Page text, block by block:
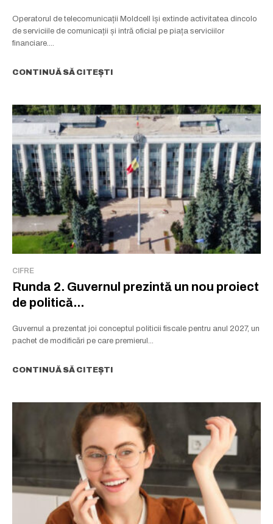
Operatorul de telecomunicații Moldcell își extinde activitatea dincolo
de serviciile de comunicații și intră oficial pe piața serviciilor
financiare....
CONTINUĂ SĂ CITEȘTI
CIFRE
Runda 2. Guvernul prezintă un nou proiect
de politică...
Guvernul a prezentat joi conceptul politicii fiscale pentru anul 2027, un
pachet de modificări pe care premierul...
CONTINUĂ SĂ CITEȘTI